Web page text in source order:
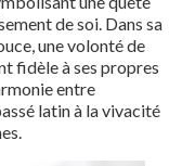
de soi. Dans sa
une volonté de
fidèle à ses propres
entre
latin à la vivacité